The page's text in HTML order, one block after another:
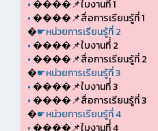
•����📌ใบงานที่่ 1
•����📌สื่อการเรียนรู้ที่ 1
�☛หน่วยการเรียนรู้ที่ 2
•����📌ใบงานที่่ 2
•����📌สื่อการเรียนรู้ที่ 2
�☛หน่วยการเรียนรู้ที่ 3
•����📌ใบงานที่่ 3
•����📌สื่อการเรียนรู้ที่ 3
�☛หน่วยการเรียนรู้ที่ 4
•����📌ใบงานที่่ 4